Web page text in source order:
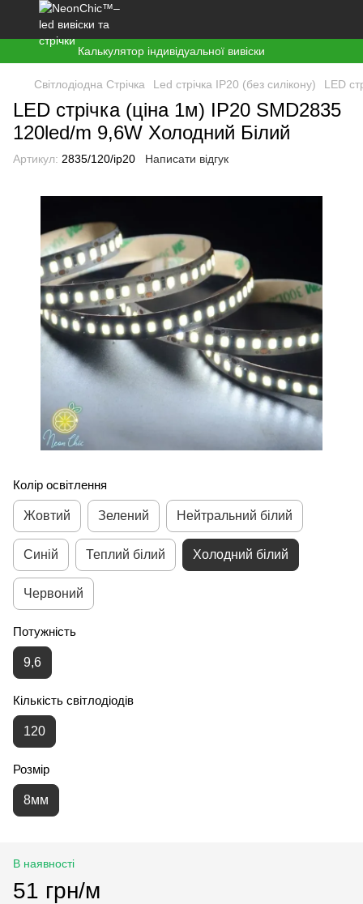
Калькулятор індивідуальної вивіски
Світлодіодна Стрічка Led стрічка ІР20 (без силікону) LED
LED стрічка (ціна 1м) IP20 SMD2835
120led/m 9,6W Холодний Білий
Артикул: 2835/120/ір20 Написати відгук
Колір освітлення
Жовтий Зелений Нейтральний білий
Синій Теплий білий Холодний білий
Червоний
Потужність
9,6
Кількість світлодіодів
120
Розмір
8мм
В наявності
51 грн/м